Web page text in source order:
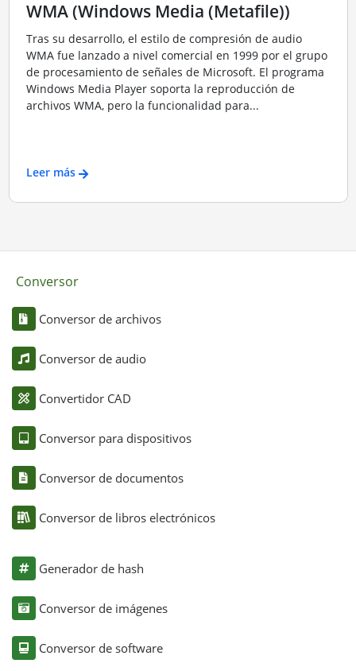
WMA (Windows Media (Metafile))
Tras su desarrollo, el estilo de compresión de audio
WMA fue lanzado a nivel comercial en 1999 por el grupo
de procesamiento de señales de Microsoft. El programa
Windows Media Player soporta la reproducción de
archivos WMA, pero la funcionalidad para...
Leer más
Conversor
Conversor de archivos
Conversor de audio
Convertidor CAD
Conversor para dispositivos
Conversor de documentos
Conversor de libros electrónicos
Generador de hash
Conversor de imágenes
Conversor de software